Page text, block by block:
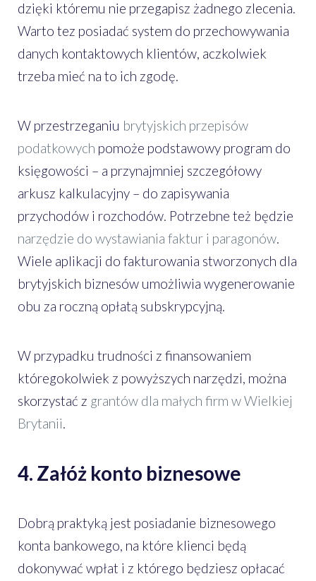
dzięki któremu nie przegapisz żadnego zlecenia.
Warto tez posiadać system do przechowywania
danych kontaktowych klientów, aczkolwiek
trzeba mieć na to ich zgodę.
W przestrzeganiu brytyjskich przepisów
podatkowych pomoże podstawowy program do
księgowości – a przynajmniej szczegółowy
arkusz kalkulacyjny – do zapisywania
przychodów i rozchodów. Potrzebne też będzie
narzędzie do wystawiania faktur i paragonów.
Wiele aplikacji do fakturowania stworzonych dla
brytyjskich biznesów umożliwia wygenerowanie
obu za roczną opłatą subskrypcyjną.
W przypadku trudności z finansowaniem
któregokolwiek z powyższych narzędzi, można
skorzystać z grantów dla małych firm w Wielkiej
Brytanii.
4. Załóż konto biznesowe
Dobrą praktyką jest posiadanie biznesowego
konta bankowego, na które klienci będą
dokonywać wpłat i z którego będziesz opłacać